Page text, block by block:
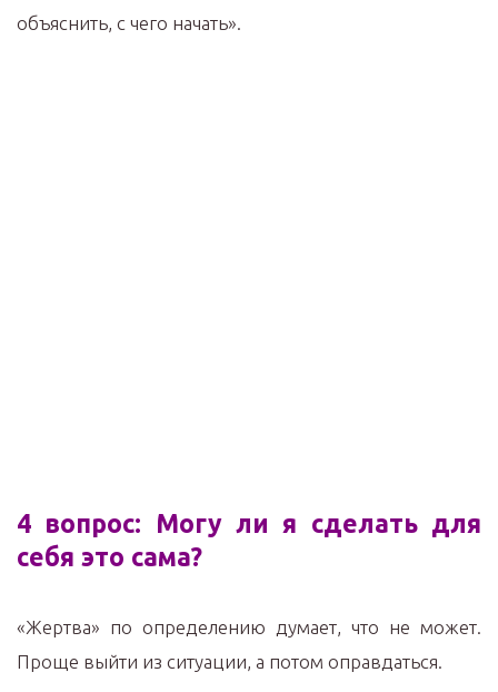
объяснить, с чего начать».
4 вопрос: Могу ли я сделать для
себя это сама?
«Жертва» по определению думает, что не может.
Проще выйти из ситуации, а потом оправдаться.